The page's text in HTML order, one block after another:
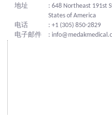
地址
: 648 Northeast 191st
States of America
电话
: +1 (305) 850-2829
电子邮件
: